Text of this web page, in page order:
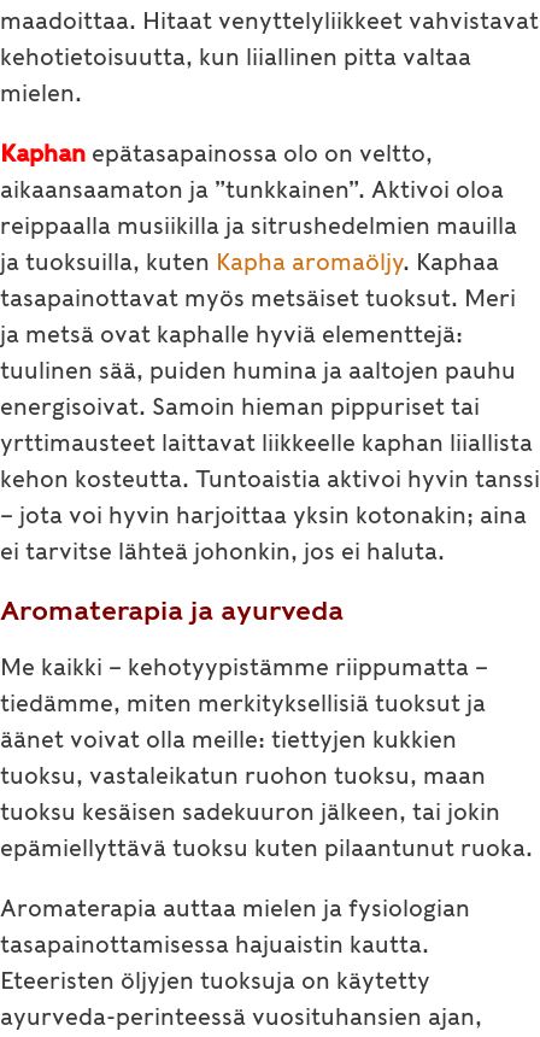
maadoittaa. Hitaat venyttelyliikkeet vahvistavat
kehotietoisuutta, kun liiallinen pitta valtaa
mielen.
Kaphan epätasapainossa olo on veltto,
aikaansaamaton ja ”tunkkainen”. Aktivoi oloa
reippaalla musiikilla ja sitrushedelmien mauilla
ja tuoksuilla, kuten Kapha aromaöljy. Kaphaa
tasapainottavat myös metsäiset tuoksut. Meri
ja metsä ovat kaphalle hyviä elementtejä:
tuulinen sää, puiden humina ja aaltojen pauhu
energisoivat. Samoin hieman pippuriset tai
yrttimausteet laittavat liikkeelle kaphan liiallista
kehon kosteutta. Tuntoaistia aktivoi hyvin tanssi
– jota voi hyvin harjoittaa yksin kotonakin; aina
ei tarvitse lähteä johonkin, jos ei haluta.
Aromaterapia ja ayurveda
Me kaikki – kehotyypistämme riippumatta –
tiedämme, miten merkityksellisiä tuoksut ja
äänet voivat olla meille: tiettyjen kukkien
tuoksu, vastaleikatun ruohon tuoksu, maan
tuoksu kesäisen sadekuuron jälkeen, tai jokin
epämiellyttävä tuoksu kuten pilaantunut ruoka.
Aromaterapia auttaa mielen ja fysiologian
tasapainottamisessa hajuaistin kautta.
Eteeristen öljyjen tuoksuja on käytetty
ayurveda-perinteessä vuosituhansien ajan,